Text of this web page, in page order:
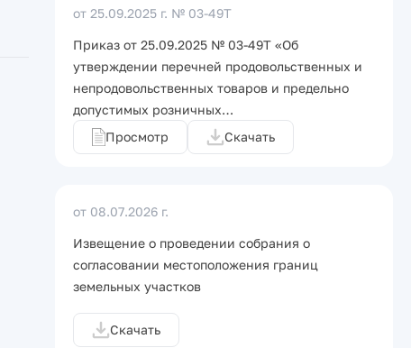
от 25.09.2025 г. № 03-49Т
Приказ от 25.09.2025 № 03-49Т «Об
утверждении перечней продовольственных и
непродовольственных товаров и предельно
допустимых розничных…
Просмотр
Скачать
от 08.07.2026 г.
Извещение о проведении собрания о
согласовании местоположения границ
земельных участков
Скачать